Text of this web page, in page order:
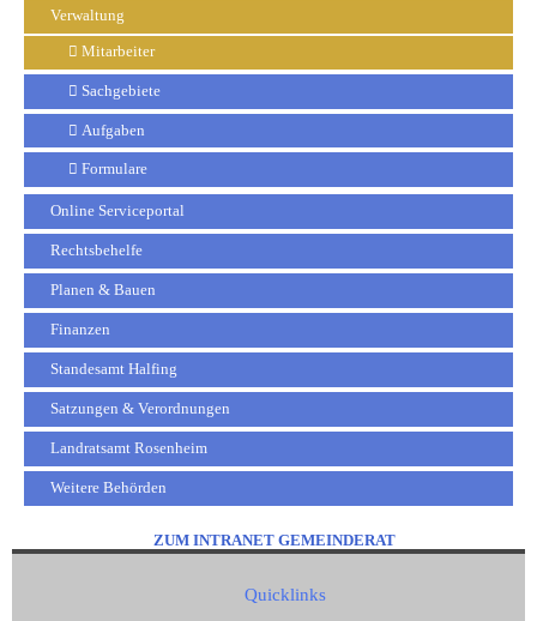
Verwaltung
Mitarbeiter
Sachgebiete
Aufgaben
Formulare
Online Serviceportal
Rechtsbehelfe
Planen & Bauen
Finanzen
Standesamt Halfing
Satzungen & Verordnungen
Landratsamt Rosenheim
Weitere Behörden
ZUM INTRANET GEMEINDERAT
Quicklinks